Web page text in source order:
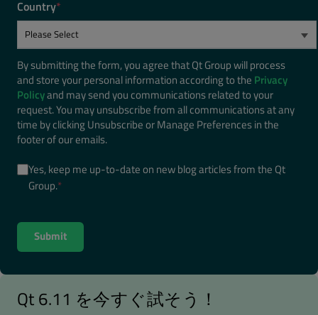
Country*
By submitting the form, you agree that Qt Group will process
and store your personal information according to the Privacy
Policyand may send you communications related to your
request. You may unsubscribe from all communications at any
time by clicking Unsubscribe or Manage Preferences in the
footer of our emails.
Yes, keep me up-to-date on new blog articles from the Qt
Group.*
Qt 6.11 を今すぐ試そう！